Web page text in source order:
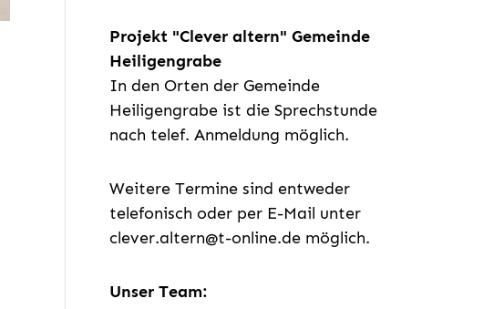
Projekt "Clever altern" Gemeinde
Heiligengrabe
In den Orten der Gemeinde
Heiligengrabe ist die Sprechstunde
nach telef. Anmeldung möglich.
Weitere Termine sind entweder
telefonisch oder per E-Mail unter
clever.altern@t-online.de möglich.
Unser Team: